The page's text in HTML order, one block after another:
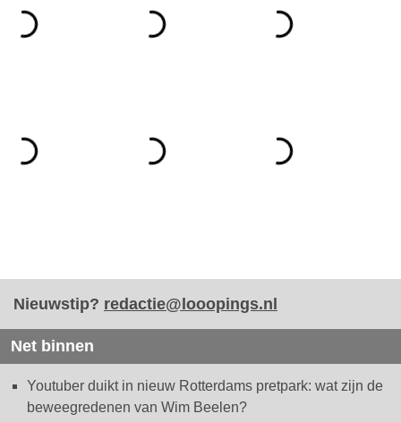
Nieuwstip? redactie@looopings.nl
Net binnen
Youtuber duikt in nieuw Rotterdams pretpark: wat zijn de
beweegredenen van Wim Beelen?